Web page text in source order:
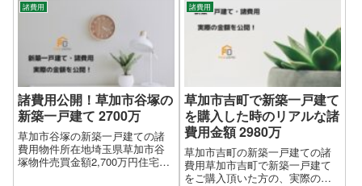
諸費用
諸費用公開！草加市谷塚の
新築一戸建て 2700万
草加市谷塚の新築一戸建ての諸
費用物件所在地埼玉県草加市谷
塚物件売買金額2,700万円住宅ロ
諸費用
草加市吉町で新築一戸建て
を購入した時のリアルな諸
費用金額 2980万
草加市吉町の新築一戸建ての諸
費用草加市吉町で新築一戸建て
をご購入頂いた方の、実際の諸